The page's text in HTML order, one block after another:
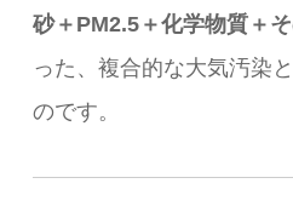
砂＋PM2.5＋化学物質＋
った、複合的な大気汚染
のです。